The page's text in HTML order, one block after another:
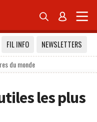
 
FIL INFO
NEWSLETTERS
du monde
les plus